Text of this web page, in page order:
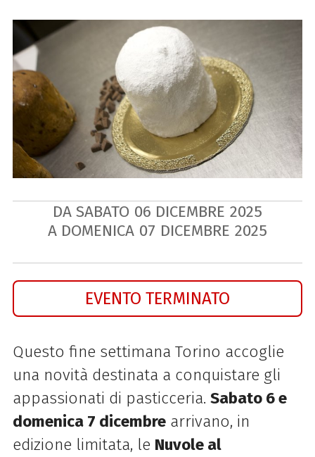
DA SABATO 06 DICEMBRE 2025
A DOMENICA 07 DICEMBRE 2025
EVENTO TERMINATO
Questo fine settimana Torino accoglie
una novità destinata a conquistare gli
appassionati di pasticceria. Sabato 6 e
domenica 7 dicembrearrivano, in
edizione limitata, le Nuvole al